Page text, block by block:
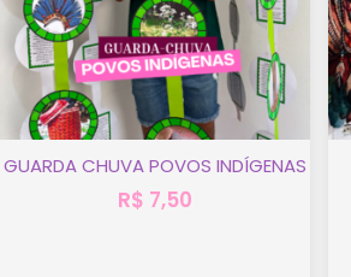
GUARDA CHUVA POVOS INDÍGENAS
R$ 7,50